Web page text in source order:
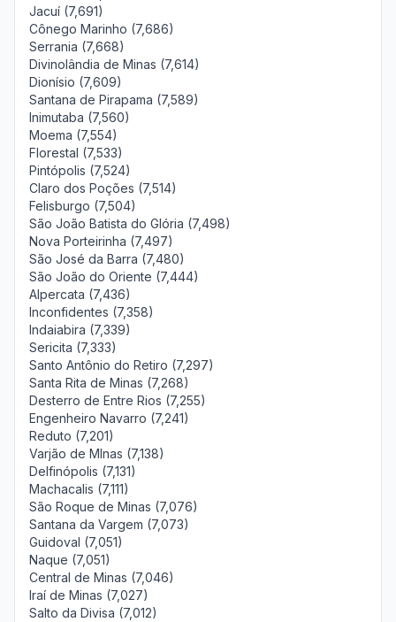
Jacuí (7,691)
Cônego Marinho (7,686)
Serrania (7,668)
Divinolândia de Minas (7,614)
Dionísio (7,609)
Santana de Pirapama (7,589)
Inimutaba (7,560)
Moema (7,554)
Florestal (7,533)
Pintópolis (7,524)
Claro dos Poções (7,514)
Felisburgo (7,504)
São João Batista do Glória (7,498)
Nova Porteirinha (7,497)
São José da Barra (7,480)
São João do Oriente (7,444)
Alpercata (7,436)
Inconfidentes (7,358)
Indaiabira (7,339)
Sericita (7,333)
Santo Antônio do Retiro (7,297)
Santa Rita de Minas (7,268)
Desterro de Entre Rios (7,255)
Engenheiro Navarro (7,241)
Reduto (7,201)
Varjão de MInas (7,138)
Delfinópolis (7,131)
Machacalis (7,111)
São Roque de Minas (7,076)
Santana da Vargem (7,073)
Guidoval (7,051)
Naque (7,051)
Central de Minas (7,046)
Iraí de Minas (7,027)
Salto da Divisa (7,012)